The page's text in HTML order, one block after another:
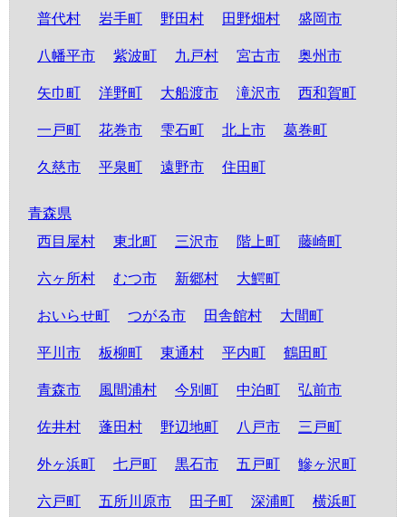
普代村 岩手町 野田村 田野畑村 盛岡市
八幡平市 紫波町 九戸村 宮古市 奥州市
矢巾町 洋野町 大船渡市 滝沢市 西和賀町
一戸町 花巻市 雫石町 北上市 葛巻町
久慈市 平泉町 遠野市 住田町
青森県
西目屋村
東北町 三沢市 階上町 藤崎町
六ヶ所村 むつ市 新郷村 大鰐町
おいらせ町 つがる市 田舎館村 大間町
平川市 板柳町 東通村 平内町 鶴田町
青森市 風間浦村 今別町 中泊町 弘前市
佐井村 蓬田村 野辺地町 八戸市 三戸町
外ヶ浜町 七戸町 黒石市 五戸町 鰺ヶ沢町
六戸町 五所川原市 田子町 深浦町 横浜町